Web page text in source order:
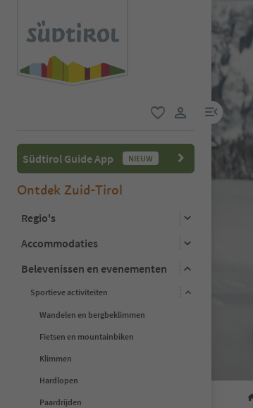
gebruikerslink
menulink
Südtirol Guide App NIEUW
Ontdek Zuid-Tirol
Regio's
Accommodaties
Belevenissen en evenementen
Sportieve activiteiten
Wandelen en bergbeklimmen
Fietsen en mountainbiken
Klimmen
Hardlopen
Paardrijden